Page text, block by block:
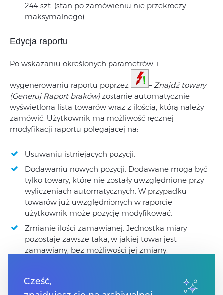
244 szt. (stan po zamówieniu nie przekroczy
maksymalnego).
Edycja raportu
Po wskazaniu określonych parametrów, i
wygenerowaniu raportu poprzez – Znajdź towary
(Generuj Raport braków) zostanie automatycznie
wyświetlona lista towarów wraz z ilością, którą należy
zamówić. Użytkownik ma możliwość ręcznej
modyfikacji raportu polegającej na:
Usuwaniu istniejących pozycji.
Dodawaniu nowych pozycji. Dodawane mogą być
tylko towary, które nie zostały uwzględnione przy
wyliczeniach automatycznych. W przypadku
towarów już uwzględnionych w raporcie
użytkownik może pozycję modyfikować.
Zmianie ilości zamawianej. Jednostka miary
pozostaje zawsze taka, w jakiej towar jest
zamawiany, bez możliwości jej zmiany.
przez program jest ostatnia cena zakupu.
Jeśli Użytkownik ją zmodyfikuje to na tworzone
Cześć,